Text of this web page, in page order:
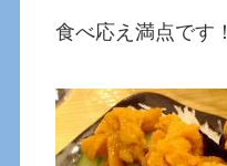
食べ応え満点です！